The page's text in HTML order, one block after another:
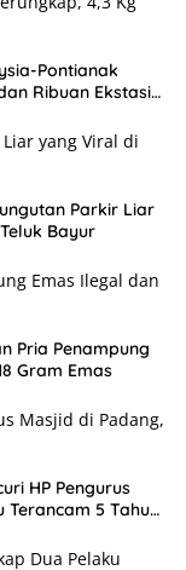
Pontianak
Ribuan Ekstasi
Parkir Liar
Bayur
Pria Penampung
Gram Emas
HP Pengurus
Terancam 5 Tahun